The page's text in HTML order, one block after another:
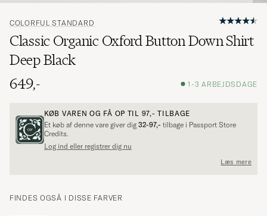
COLORFUL STANDARD
Classic Organic Oxford Button Down Shirt
Deep Black
649,-
1-3 ARBEJDSDAGE
KØB VAREN OG FÅ OP TIL 97,- TILBAGE
Et køb af denne vare giver dig 32-97,- tilbage i Passport Store
Credits.
Log ind eller registrer dig nu
Læs mere
FINDES OGSÅ I DISSE FARVER